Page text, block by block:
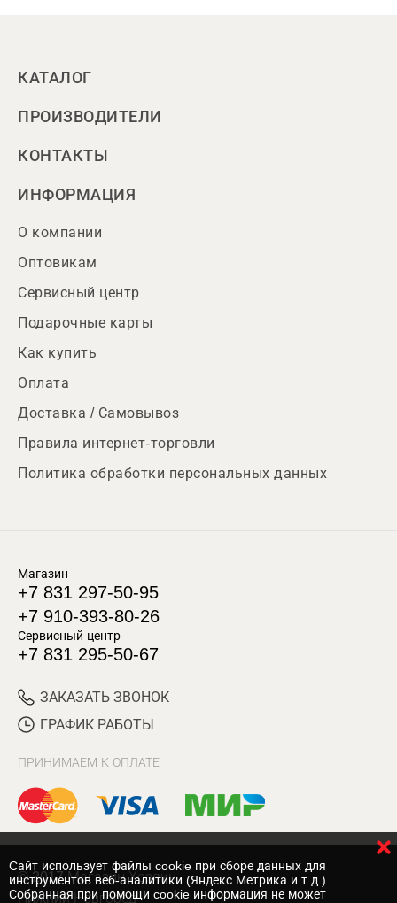
КАТАЛОГ
ПРОИЗВОДИТЕЛИ
КОНТАКТЫ
ИНФОРМАЦИЯ
О компании
Оптовикам
Сервисный центр
Подарочные карты
Как купить
Оплата
Доставка / Самовывоз
Правила интернет-торговли
Политика обработки персональных данных
Магазин
+7 831 297-50-95
+7 910-393-80-26
Сервисный центр
+7 831 295-50-67
ЗАКАЗАТЬ ЗВОНОК
ГРАФИК РАБОТЫ
ПРИНИМАЕМ К ОПЛАТЕ
© 2017 Магазин Хозяин
Нижний Новгород
Cайт использует файлы cookie при сборе данных для
инструментов веб-аналитики (Яндекс.Метрика и т.д.)
Собранная при помощи cookie информация не может